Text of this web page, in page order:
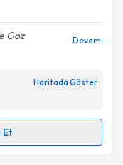
Aydınlatma
belirtilen
Göz
Devamı
Haritada Göster
Et